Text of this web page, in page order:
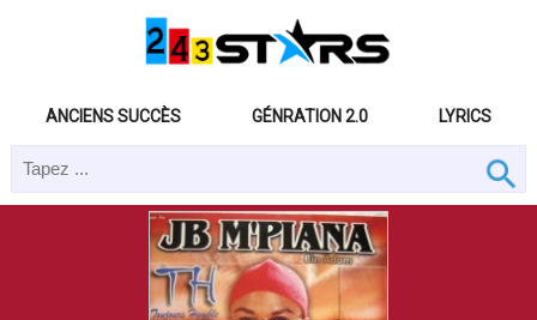
ANCIENS SUCCÈS GÉNRATION 2.0 LYRICS